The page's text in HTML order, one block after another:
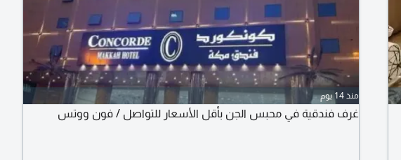
منذ 14 يوم
غرف فندقية في محبس الجن بأقل الأسعار للتواصل / فون ووتس